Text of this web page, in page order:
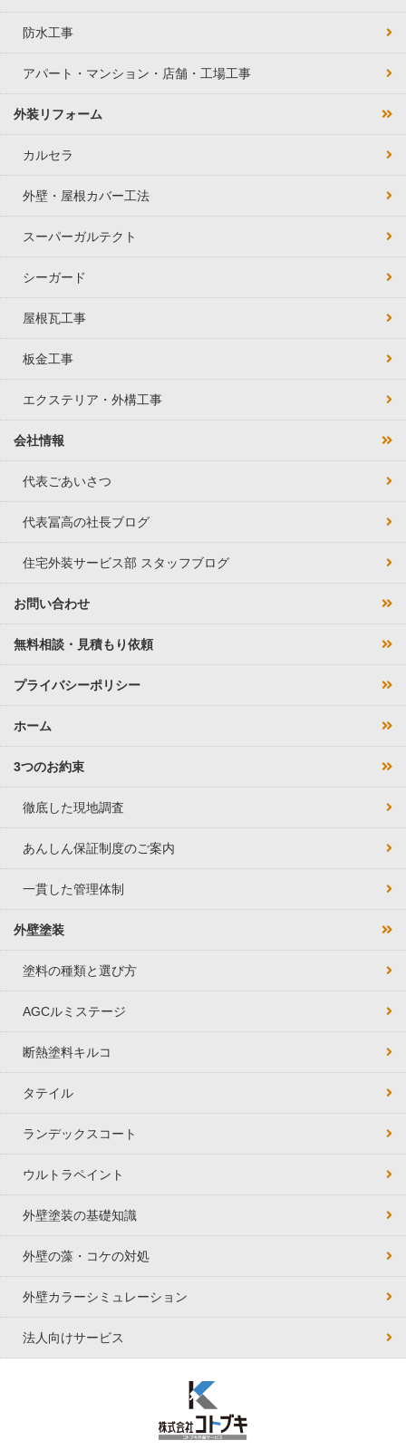
ホーム
3つのお約束
徹底した現地調査
あんしん保証制度のご案内
一貫した管理体制
外壁塗装
塗料の種類と選び方
AGCルミステージ
断熱塗料キルコ
タテイル
ランデックスコート
ウルトラペイント
外壁塗装の基礎知識
外壁の藻・コケの対処
外壁カラーシミュレーション
法人向けサービス
外装リフォーム
カルセラ
外壁・屋根カバー工法
スーパーガルテクト
シーガード
屋根瓦工事
板金工事
エクステリア・外構工事
会社情報
代表ごあいさつ
代表冨高の社長ブログ
住宅外装サービス部 スタッフブログ
お問い合わせ
無料相談・見積もり依頼
プライバシーポリシー
防水工事
アパート・マンション・店舗・工場工事